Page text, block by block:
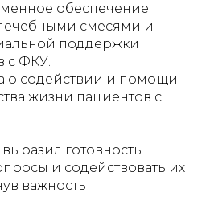
обеспечение
смесями и
поддержки
с ФКУ.
о содействии и помощи
жизни пациентов с
выразил готовность
и содействовать их
важность